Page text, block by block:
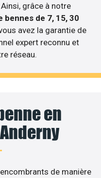
grâce à notre
de 7, 15, 30
avez la garantie de
expert reconnu et
réseau.
en
de manière